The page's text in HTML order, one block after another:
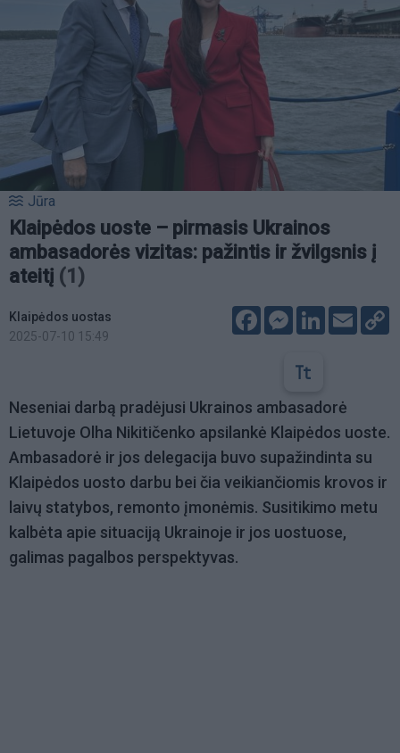
Jūra
Klaipėdos uoste – pirmasis Ukrainos
ambasadorės vizitas: pažintis ir žvilgsnis į
ateitį (1)
Klaipėdos uostas
2025-07-10 15:49
FacebookMessenger
LinkedIn
Email
Neseniai darbą pradėjusi Ukrainos ambasadorė
Lietuvoje Olha Nikitičenko apsilankė Klaipėdos uoste.
Ambasadorė ir jos delegacija buvo supažindinta su
Klaipėdos uosto darbu bei čia veikiančiomis krovos ir
laivų statybos, remonto įmonėmis. Susitikimo metu
kalbėta apie situaciją Ukrainoje ir jos uostuose,
galimas pagalbos perspektyvas.